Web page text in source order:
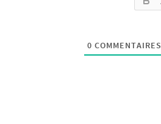
0 COMMENTAIRES